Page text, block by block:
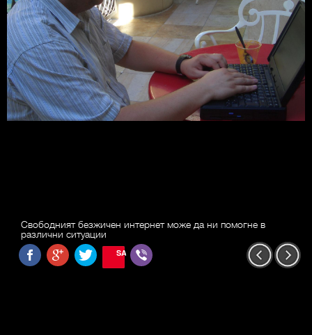
Свободният безжичен интернет може да ни помогне в
различни ситуации
SAVE